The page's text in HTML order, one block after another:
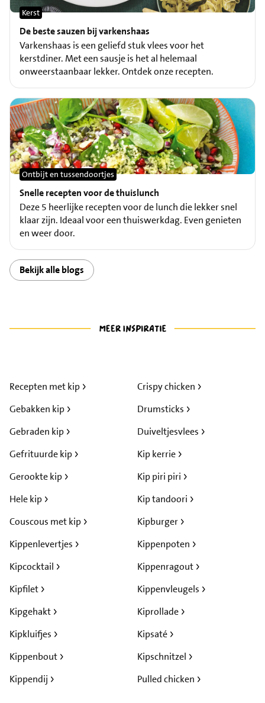
De beste sauzen bij varkenshaas
Kerst
Varkenshaas is een geliefd stuk vlees voor het
kerstdiner. Met een sausje is het al helemaal
onweerstaanbaar lekker. Ontdek onze recepten.
Snelle recepten voor de thuislunch
Ontbijt en tussendoortjes
Deze 5 heerlijke recepten voor de lunch die lekker snel
klaar zijn. Ideaal voor een thuiswerkdag. Even genieten
en weer door.
Bekijk alle blogs
Recepten met kip
Gebakken kip
Gebraden kip
Gefrituurde kip
Gerookte kip
Hele kip
Couscous met kip
Crispy chicken
Drumsticks
Duiveltjesvlees
Kip kerrie
Kip piri piri
Kip tandoori
Kipburger
Kippenlevertjes
Kipcocktail
Kipfilet
Kipgehakt
Kipkluifjes
Kippenbout
Kippendij
Kippenpoten
Kippenragout
Kippenvleugels
Kiprollade
Kipsaté
Kipschnitzel
Pulled chicken